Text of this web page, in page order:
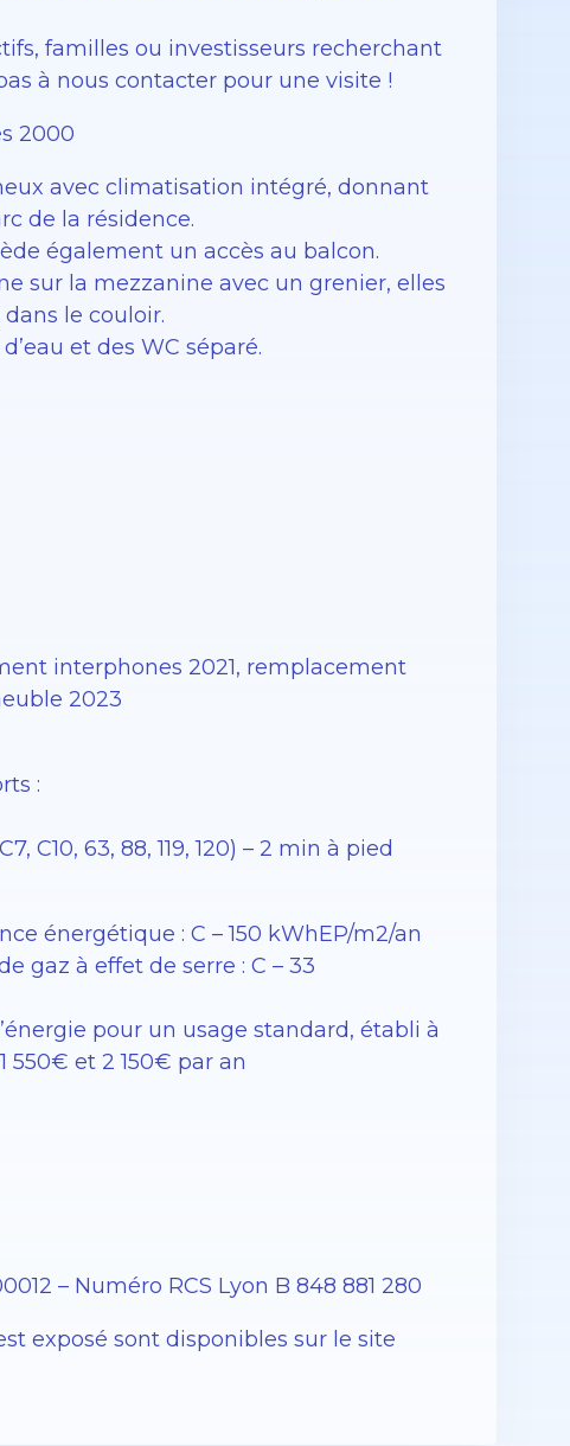
familles ou investisseurs recherchant
à nous contacter pour une visite !
2000
avec climatisation intégré, donnant
de la résidence.
également un accès au balcon.
sur la mezzanine avec un grenier, elles
le couloir.
et des WC séparé.
interphones 2021, remplacement
2023
:
C10, 63, 88, 119, 120) – 2 min à pied
énergétique : C – 150 kWhEP/m2/an
gaz à effet de serre : C – 33
pour un usage standard, établi à
550€ et 2 150€ par an
– Numéro RCS Lyon B 848 881 280
exposé sont disponibles sur le site